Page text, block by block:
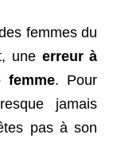
femmes du
une erreur à
femme. Pour
jamais
pas à son